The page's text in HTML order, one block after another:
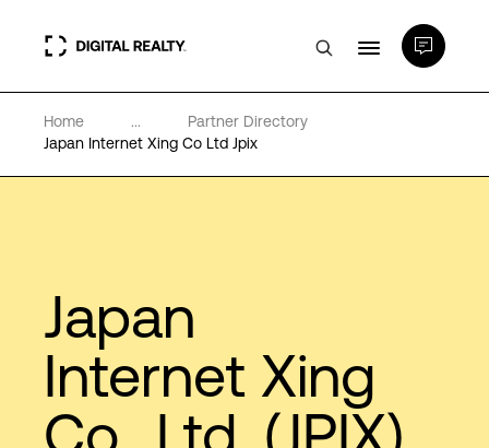
Data Centers
A propos de nous
Home ...
Partner Directory
Japan Internet Xing Co Ltd Jpix
Japan
Internet Xing
Co., Ltd. (JPIX)